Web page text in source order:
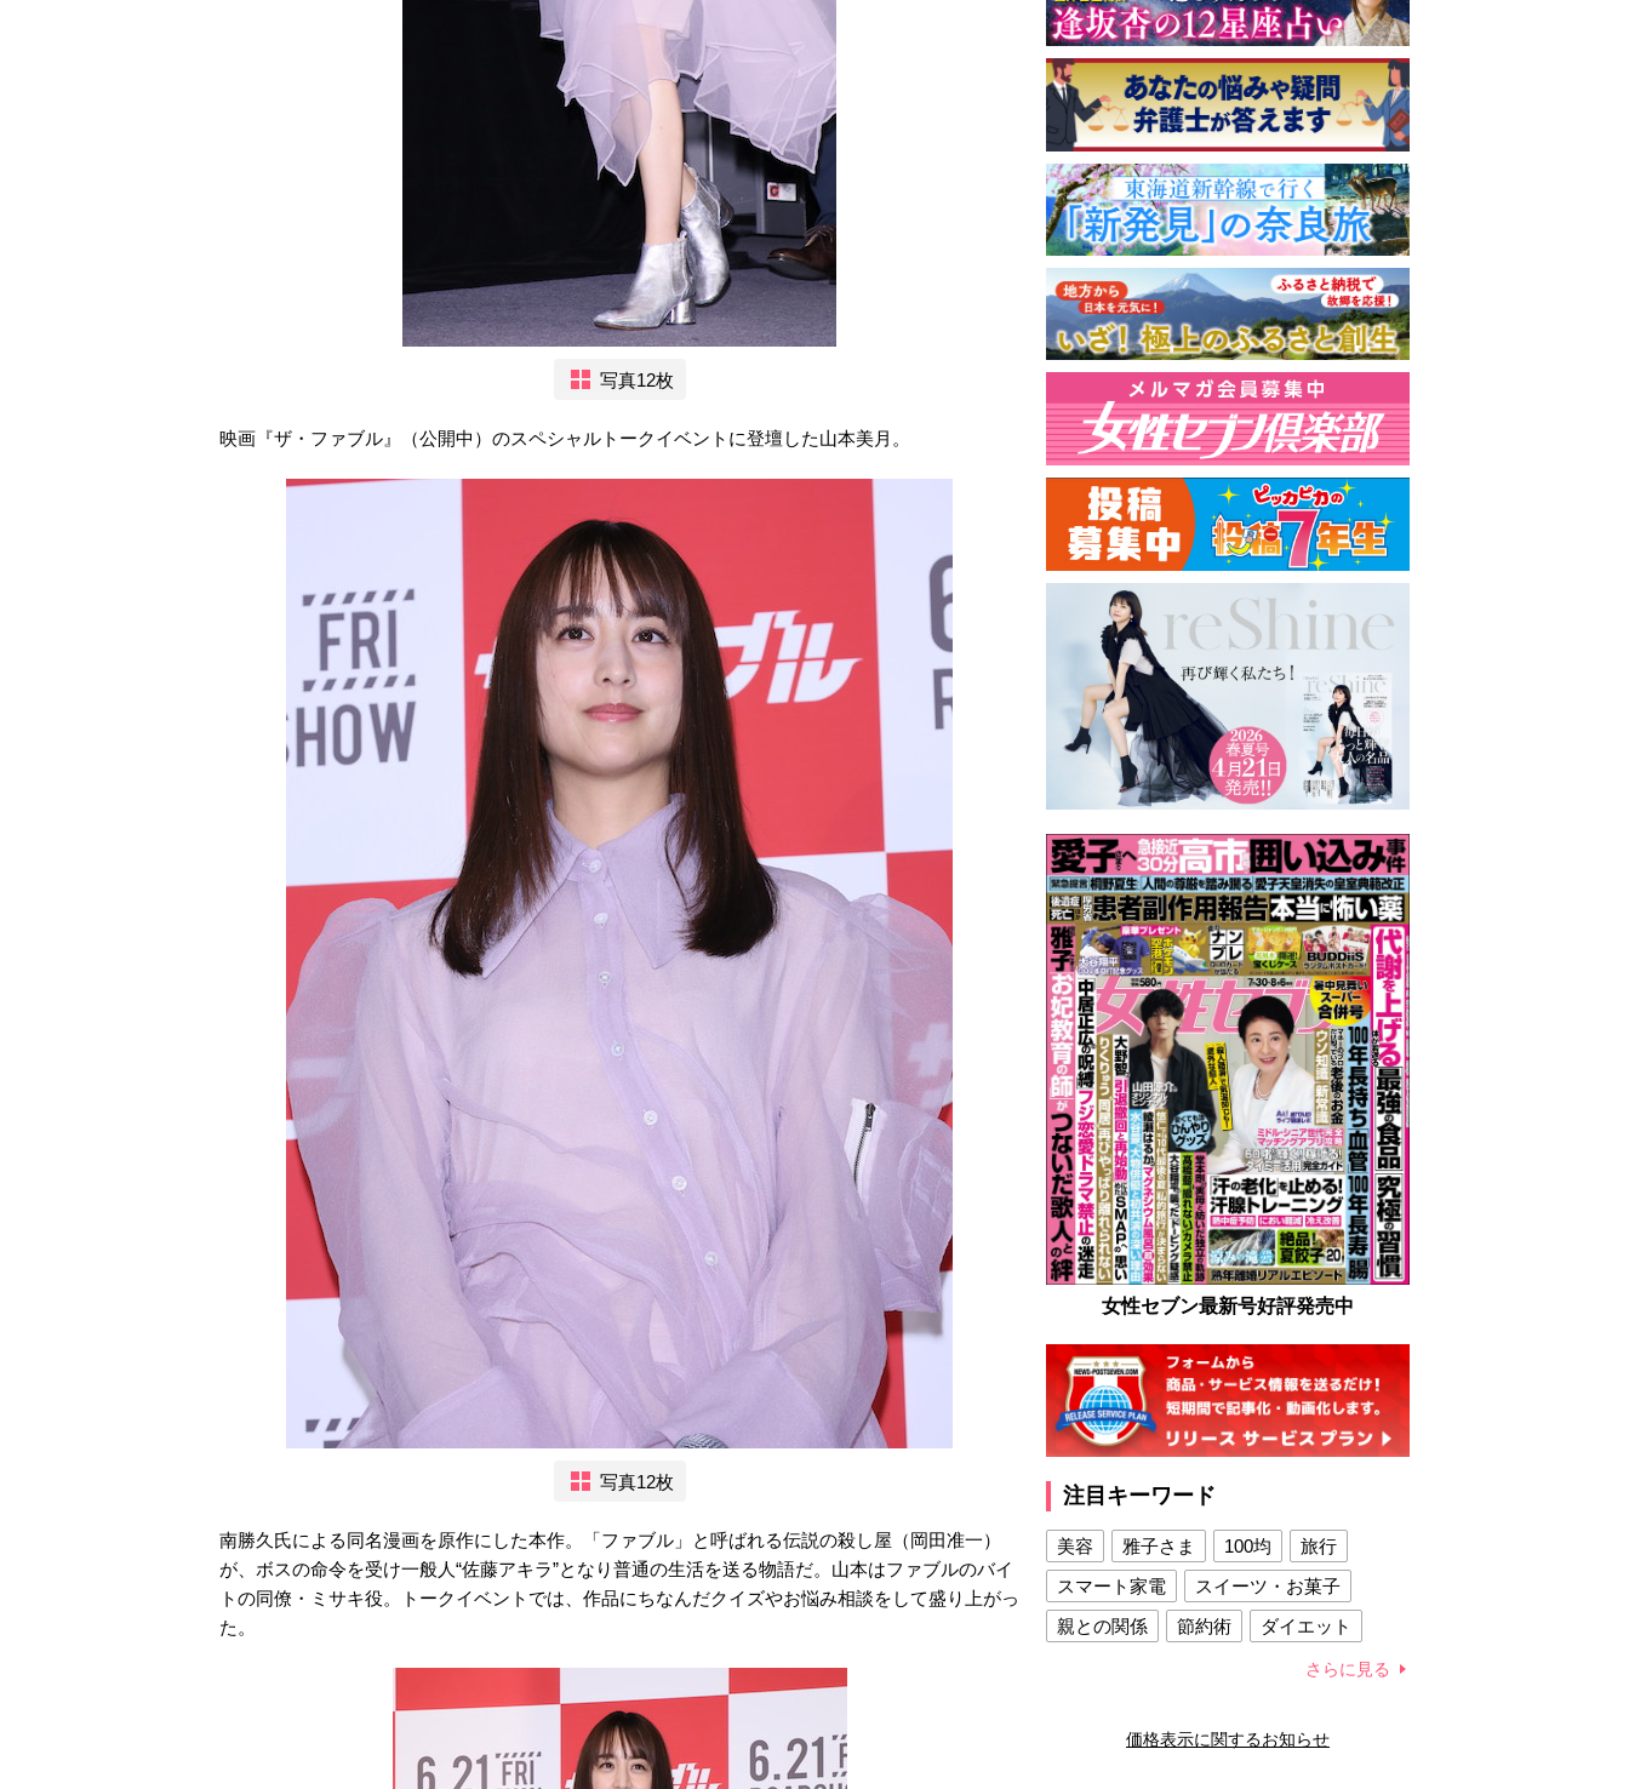
写真12枚
映画『ザ・ファブル』（公開中）のスペシャルトークイベントに登壇した山本美月。
写真12枚
南勝久氏による同名漫画を原作にした本作。「ファブル」と呼ばれる伝説の殺し屋（岡田准一）
が、ボスの命令を受け一般人“佐藤アキラ”となり普通の生活を送る物語だ。山本はファブルのバイ
トの同僚・ミサキ役。トークイベントでは、作品にちなんだクイズやお悩み相談をして盛り上がっ
た。
女性セブン最新号好評発売中
注目キーワード
美容 雅子さま 100均
旅行
スマート家電
スイーツ・お菓子
親との関係
節約術
ダイエット
夫との関係
新津春子 どか食い
さらに見る
価格表示に関するお知らせ